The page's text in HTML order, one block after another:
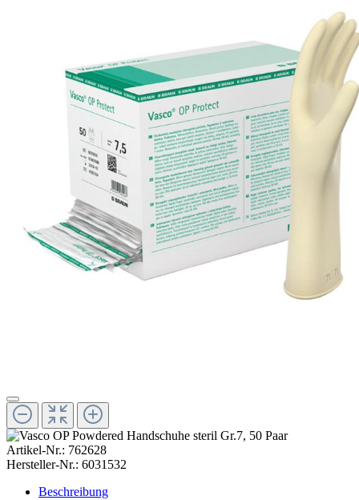
Artikel-Nr.: 762628
Hersteller-Nr.: 6031532
Beschreibung